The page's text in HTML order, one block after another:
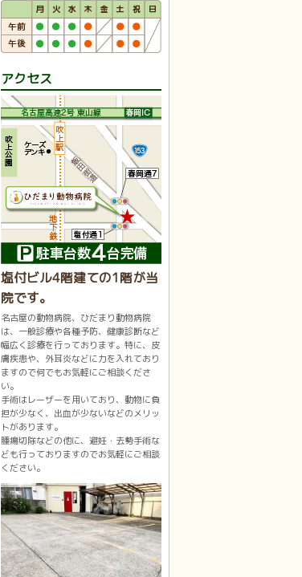
アクセス
塩付ビル4階建ての1階が当
院です。
名古屋の動物病院、ひだまり動物病院
は、一般診療や各種予防、健康診断など
幅広く診療を行っております。特に、皮
膚疾患や、外耳炎などに力を入れており
ますので何でもお気軽にご相談くださ
い。
手術はレーザーを用いており、動物に負
担が少なく、出血が少ないなどのメリッ
トがあります。
腫瘍切除などの他に、避妊・去勢手術な
ども行っておりますのでお気軽にご相談
ください。